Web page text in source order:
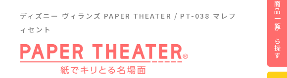
ディズニー ヴィランズ PAPER THEATER / PT-038 マレフ
ィセント
商品一覧から探す